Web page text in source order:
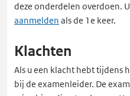
deze onderdelen overdoen.
aanmelden als de 1e keer.
Klachten
Als u een klacht hebt tijdens
bij de examenleider. De